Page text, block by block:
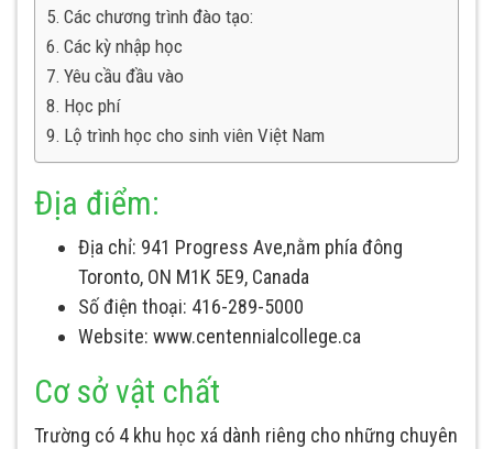
Các chương trình đào tạo:
Các kỳ nhập học
Yêu cầu đầu vào
Học phí
Lộ trình học cho sinh viên Việt Nam
Địa điểm:
Địa chỉ: 941 Progress Ave,nằm phía đông
Toronto, ON M1K 5E9, Canada
Số điện thoại: 416-289-5000
Website: www.centennialcollege.ca
Cơ sở vật chất
Trường có 4 khu học xá dành riêng cho những chuyên